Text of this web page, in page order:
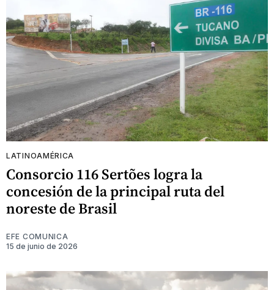
LATINOAMÉRICA
Consorcio 116 Sertões logra la
concesión de la principal ruta del
noreste de Brasil
EFE COMUNICA
15 de junio de 2026